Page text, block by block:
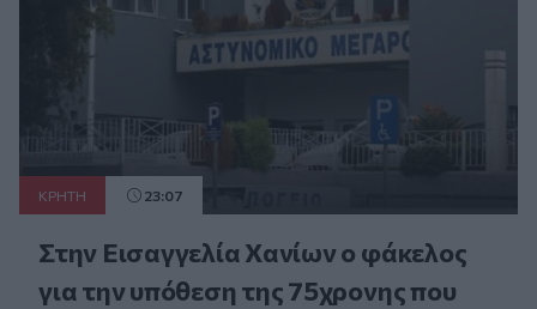
ΚΡΗΤΗ 23:07
Στην Εισαγγελία Χανίων ο φάκελος
για την υπόθεση της 75χρονης που